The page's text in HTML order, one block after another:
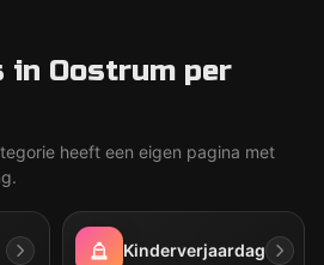
in Oostrum per
heeft een eigen pagina met
Kinderverjaardag